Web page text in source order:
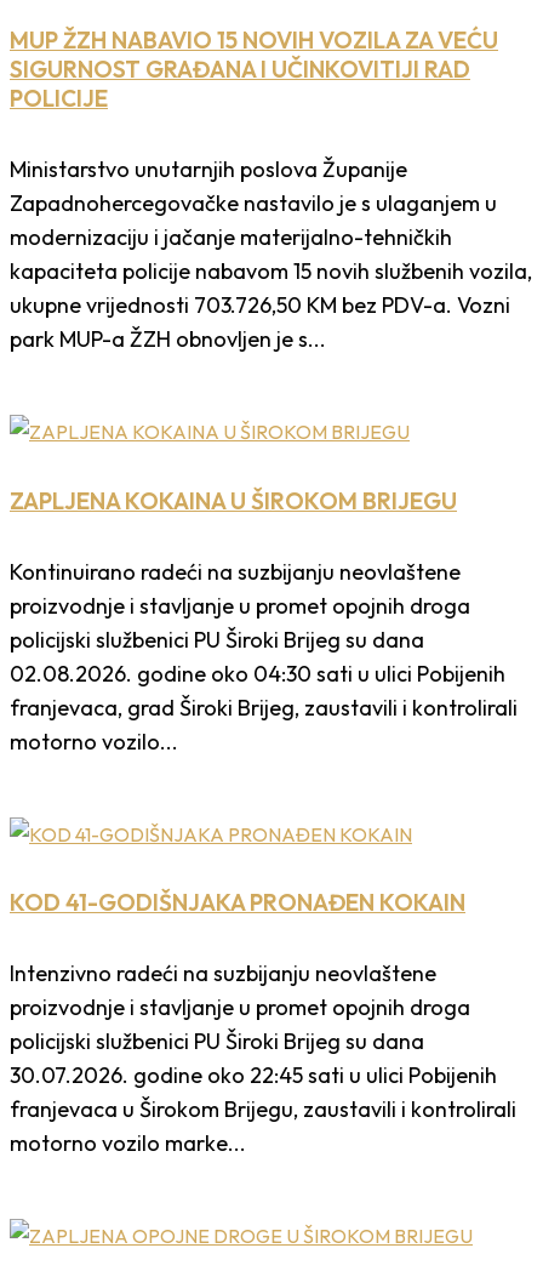
MUP ŽZH NABAVIO 15 NOVIH VOZILA ZA VEĆU
SIGURNOST GRAĐANA I UČINKOVITIJI RAD
POLICIJE
Ministarstvo unutarnjih poslova Županije
Zapadnohercegovačke nastavilo je s ulaganjem u
modernizaciju i jačanje materijalno-tehničkih
kapaciteta policije nabavom 15 novih službenih vozila,
ukupne vrijednosti 703.726,50 KM bez PDV-a. Vozni
park MUP-a ŽZH obnovljen je s...
ZAPLJENA KOKAINA U ŠIROKOM BRIJEGU
Kontinuirano radeći na suzbijanju neovlaštene
proizvodnje i stavljanje u promet opojnih droga
policijski službenici PU Široki Brijeg su dana
02.08.2026. godine oko 04:30 sati u ulici Pobijenih
franjevaca, grad Široki Brijeg, zaustavili i kontrolirali
motorno vozilo...
KOD 41-GODIŠNJAKA PRONAĐEN KOKAIN
Intenzivno radeći na suzbijanju neovlaštene
proizvodnje i stavljanje u promet opojnih droga
policijski službenici PU Široki Brijeg su dana
30.07.2026. godine oko 22:45 sati u ulici Pobijenih
franjevaca u Širokom Brijegu, zaustavili i kontrolirali
motorno vozilo marke...